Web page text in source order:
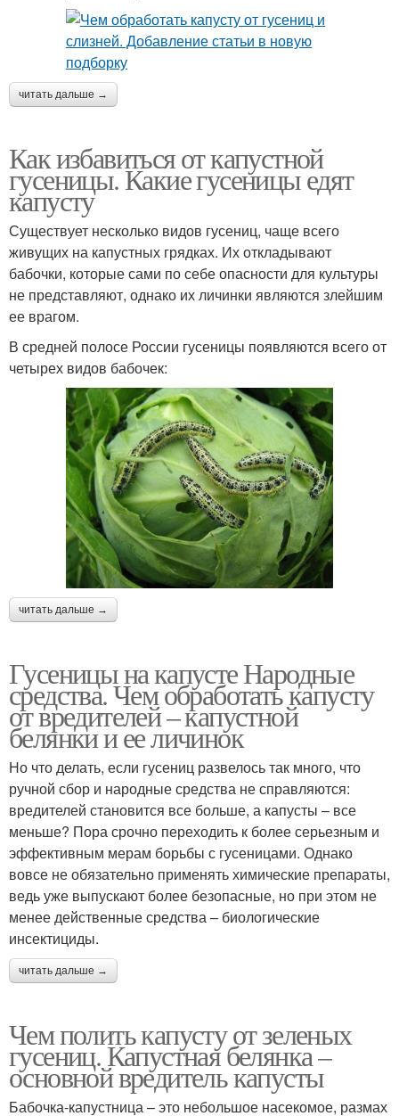
читать дальше →
Как избавиться от капустной
гусеницы. Какие гусеницы едят
капусту
Существует несколько видов гусениц, чаще всего
живущих на капустных грядках. Их откладывают
бабочки, которые сами по себе опасности для культуры
не представляют, однако их личинки являются злейшим
ее врагом.
В средней полосе России гусеницы появляются всего от
четырех видов бабочек:
читать дальше →
Гусеницы на капусте Народные
средства. Чем обработать капусту
от вредителей – капустной
белянки и ее личинок
Но что делать, если гусениц развелось так много, что
ручной сбор и народные средства не справляются:
вредителей становится все больше, а капусты – все
меньше? Пора срочно переходить к более серьезным и
эффективным мерам борьбы с гусеницами. Однако
вовсе не обязательно применять химические препараты,
ведь уже выпускают более безопасные, но при этом не
менее действенные средства – биологические
инсектициды.
читать дальше →
Чем полить капусту от зеленых
гусениц. Капустная белянка –
основной вредитель капусты
Бабочка-капустница – это небольшое насекомое, размах